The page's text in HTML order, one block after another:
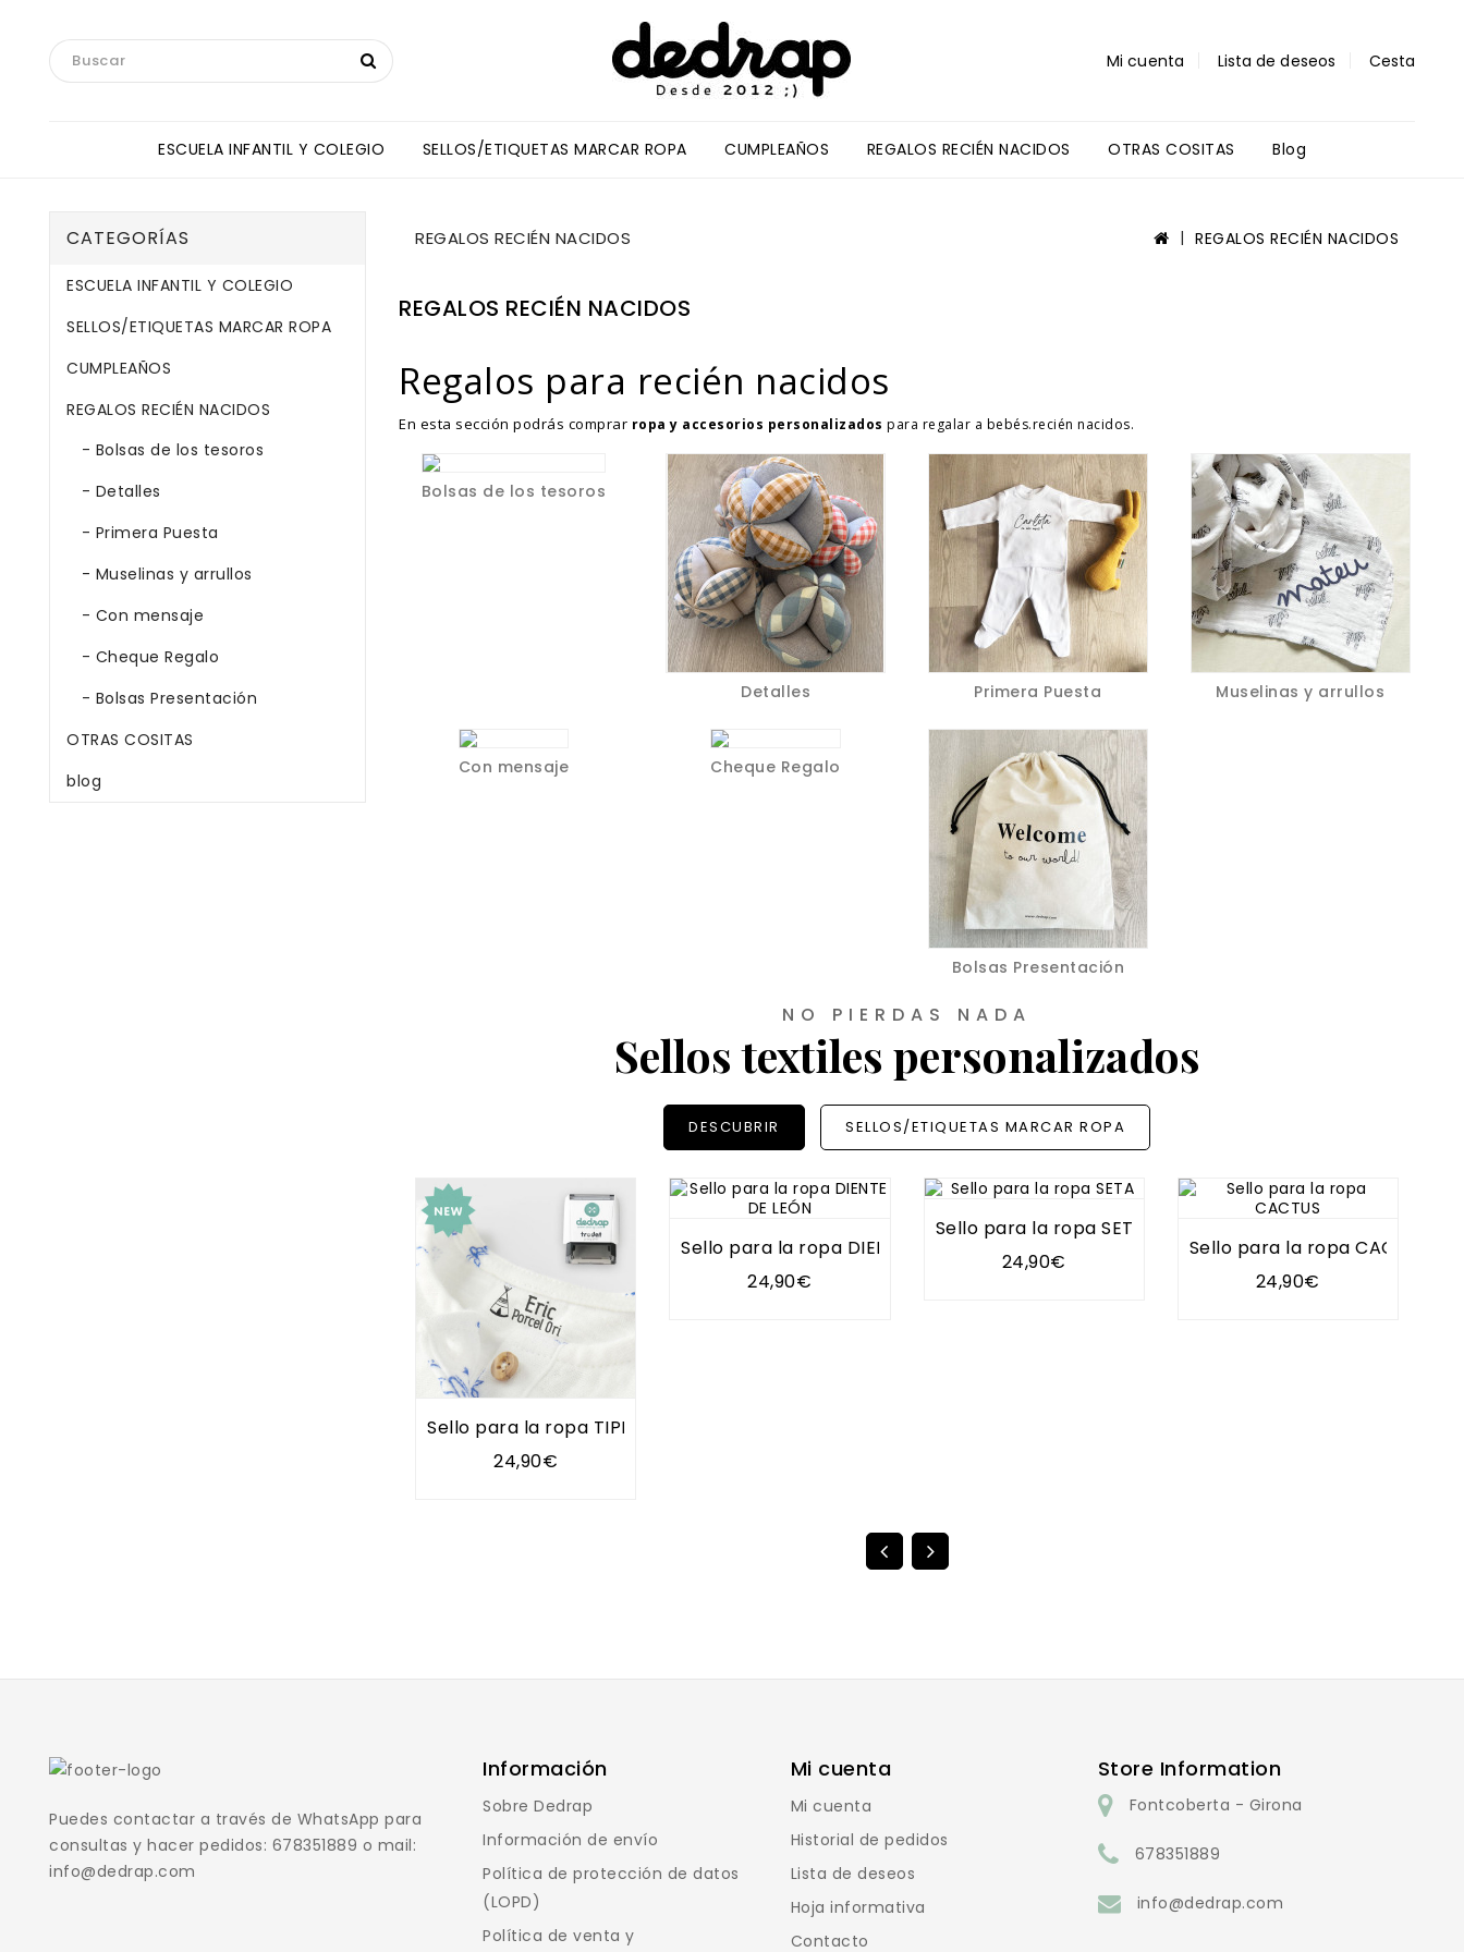
Mi cuenta Lista de deseos Cesta
ESCUELA INFANTIL Y COLEGIO SELLOS/ETIQUETAS MARCAR ROPA CUMPLEAÑOS REGALOS RECIÉN NACIDOS OTRAS COSITAS Blog
CATEGORÍAS
ESCUELA INFANTIL Y COLEGIO
SELLOS/ETIQUETAS MARCAR ROPA
CUMPLEAÑOS
REGALOS RECIÉN NACIDOS
- Bolsas de los tesoros
- Detalles
- Primera Puesta
- Muselinas y arrullos
- Con mensaje
- Cheque Regalo
- Bolsas Presentación
OTRAS COSITAS
blog
REGALOS RECIÉN NACIDOS REGALOS RECIÉN NACIDOS
REGALOS RECIÉN NACIDOS
Regalos para recién nacidos
En esta sección podrás comprar ropa y accesorios personalizados para regalar a bebés.recién nacidos.
Bolsas de los tesoros
Detalles Primera Puesta Muselinas y arrullos
Con mensaje Cheque Regalo
Bolsas Presentación
NO PIERDAS NADA
Sellos textiles personalizados
DESCUBRIR SELLOS/ETIQUETAS MARCAR ROPA
Sello para la ropa TIPI
24,90€
Sello para la ropa DIENTE DE LEÓN
24,90€
Sello para la ropa SETA
24,90€
Sello para la ropa CACTUS
24,90€
Puedes contactar a través de WhatsApp para
consultas y hacer pedidos: 678351889 o mail:
info@dedrap.com
Información
Sobre Dedrap
Información de envío
Política de protección de datos
(LOPD)
Política de venta y
Mi cuenta
Mi cuenta
Historial de pedidos
Lista de deseos
Hoja informativa
Contacto
Store Information
Fontcoberta - Girona
678351889
info@dedrap.com